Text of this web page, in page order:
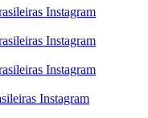
Instagram
Instagram
Instagram
Instagram